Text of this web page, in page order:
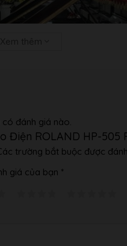
thụ ngay lập tức sau khi
có đánh giá nào.
Điện ROLAND HP-505
trường bắt buộc được
giá của bạn *